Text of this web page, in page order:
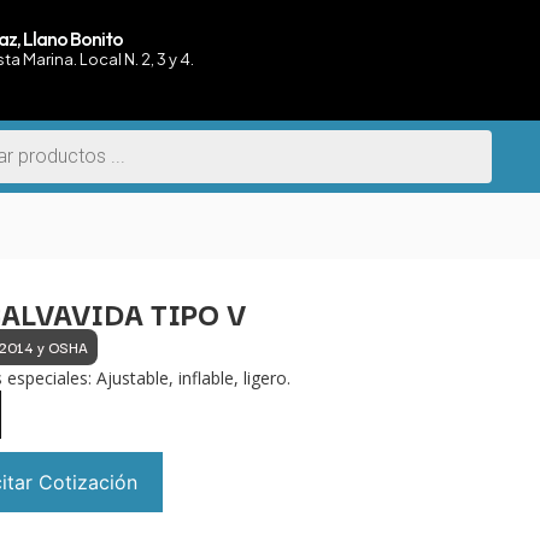
Llano Bonito
Marina. Local N. 2, 3 y 4.
TIPO V
y OSHA
especiales: Ajustable, inflable, ligero.
Cotización